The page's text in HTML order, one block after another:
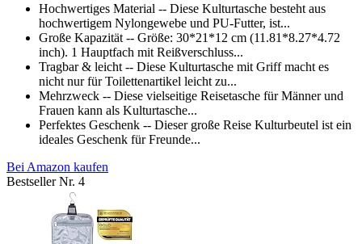
Hochwertiges Material -- Diese Kulturtasche besteht aus
hochwertigem Nylongewebe und PU-Futter, ist...
Große Kapazität -- Größe: 30*21*12 cm (11.81*8.27*4.72
inch). 1 Hauptfach mit Reißverschluss...
Tragbar & leicht -- Diese Kulturtasche mit Griff macht es
nicht nur für Toilettenartikel leicht zu...
Mehrzweck -- Diese vielseitige Reisetasche für Männer und
Frauen kann als Kulturtasche...
Perfektes Geschenk -- Dieser große Reise Kulturbeutel ist ein
ideales Geschenk für Freunde...
Bei Amazon kaufen
Bestseller Nr. 4